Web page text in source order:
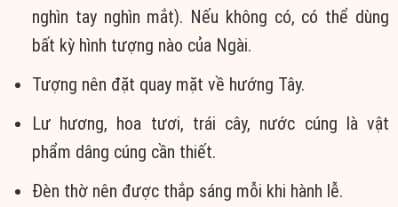
nghìn tay nghìn mắt). Nếu không có, có thể dùng
bất kỳ hình tượng nào của Ngài.
Tượng nên đặt quay mặt về hướng Tây.
Lư hương, hoa tươi, trái cây, nước cúng là vật
phẩm dâng cúng cần thiết.
Đèn thờ nên được thắp sáng mỗi khi hành lễ.